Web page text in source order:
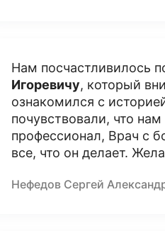
Нам посчастливилось
Игоревичу, который
ознакомился с
почувствовали, что
профессионал, Врач с
все, что он делает.
Нефедов Сергей